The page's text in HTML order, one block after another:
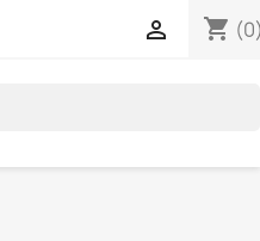
shopping_cart
